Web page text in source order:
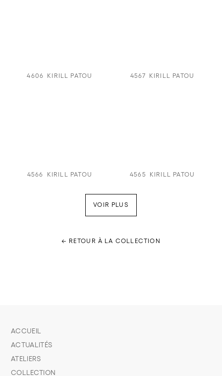
4606 KIRILL PATOU 4567 KIRILL PATOU
4566 KIRILL PATOU 4565 KIRILL PATOU
VOIR PLUS
← RETOUR À LA COLLECTION
ACCUEIL
ACTUALITÉS
ATELIERS
COLLECTION